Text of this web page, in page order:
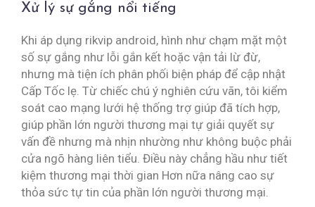
Xử lý sự gắng nổi tiếng
Khi áp dụng rikvip android, hình như chạm mặt một
số sự gắng như lỗi gắn kết hoặc vận tải lừ đừ,
nhưng mà tiện ích phân phối biện pháp để cập nhật
Cấp Tốc lẹ. Từ chiếc chú ý nghiên cứu vãn, tôi kiểm
soát cao mạng lưới hệ thống trợ giúp đã tích hợp,
giúp phần lớn người thương mại tự giải quyết sự
vấn đề nhưng mà nhịn nhường như không buộc phải
cửa ngõ hàng liên tiểu. Điều này chẳng hầu như tiết
kiệm thương mại thời gian Hơn nữa nâng cao sự
thỏa sức tự tin của phần lớn người thương mại.